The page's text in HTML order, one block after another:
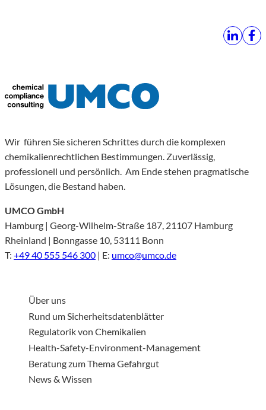
Wir führen Sie sicheren Schrittes durch die komplexen
chemikalienrechtlichen Bestimmungen. Zuverlässig,
professionell und persönlich. Am Ende stehen pragmatische
Lösungen, die Bestand haben.
UMCO GmbH
Hamburg | Georg-Wilhelm-Straße 187, 21107 Hamburg
Rheinland | Bonngasse 10, 53111 Bonn
T: +49 40 555 546 300 | E: umco@umco.de
Über uns
Rund um Sicherheitsdatenblätter
Regulatorik von Chemikalien
Health-Safety-Environment-Management
Beratung zum Thema Gefahrgut
News & Wissen